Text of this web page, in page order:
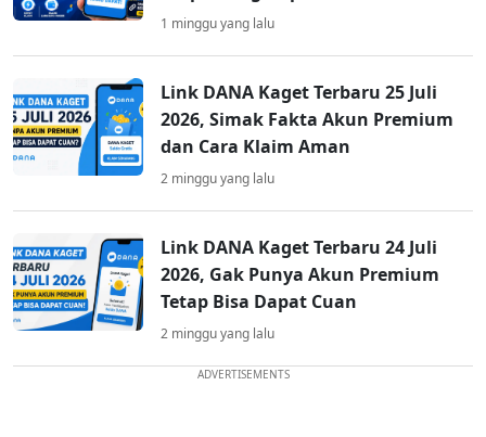
1 minggu yang lalu
Link DANA Kaget Terbaru 25 Juli
2026, Simak Fakta Akun Premium
dan Cara Klaim Aman
2 minggu yang lalu
Link DANA Kaget Terbaru 24 Juli
2026, Gak Punya Akun Premium
Tetap Bisa Dapat Cuan
2 minggu yang lalu
ADVERTISEMENTS